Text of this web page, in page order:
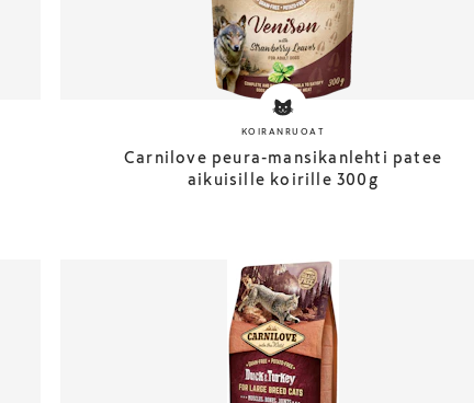
KOIRANRUOAT
Carnilove peura-mansikanlehti patee
aikuisille koirille 300g